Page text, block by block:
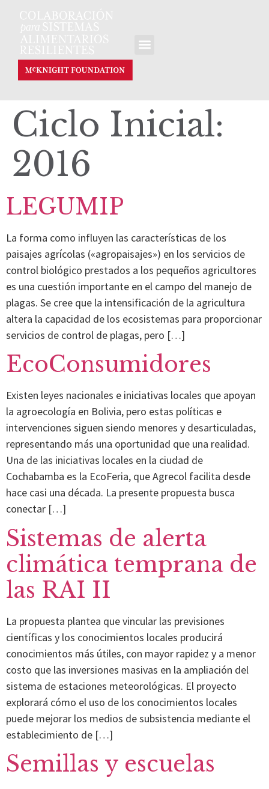
Ciclo Inicial:
2016
LEGUMIP
La forma como influyen las características de los
paisajes agrícolas («agropaisajes») en los servicios de
control biológico prestados a los pequeños agricultores
es una cuestión importante en el campo del manejo de
plagas. Se cree que la intensificación de la agricultura
altera la capacidad de los ecosistemas para proporcionar
servicios de control de plagas, pero […]
EcoConsumidores
Existen leyes nacionales e iniciativas locales que apoyan
la agroecología en Bolivia, pero estas políticas e
intervenciones siguen siendo menores y desarticuladas,
representando más una oportunidad que una realidad.
Una de las iniciativas locales en la ciudad de
Cochabamba es la EcoFeria, que Agrecol facilita desde
hace casi una década. La presente propuesta busca
conectar […]
Sistemas de alerta
climática temprana de
las RAI II
La propuesta plantea que vincular las previsiones
científicas y los conocimientos locales producirá
conocimientos más útiles, con mayor rapidez y a menor
costo que las inversiones masivas en la ampliación del
sistema de estaciones meteorológicas. El proyecto
explorará cómo el uso de los conocimientos locales
puede mejorar los medios de subsistencia mediante el
establecimiento de […]
Semillas y escuelas